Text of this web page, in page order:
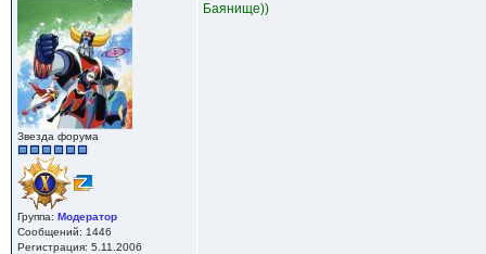
Звезда форума
Группа: Модератор
Сообщений: 1446
Регистрация: 5.11.2006
Баянище))